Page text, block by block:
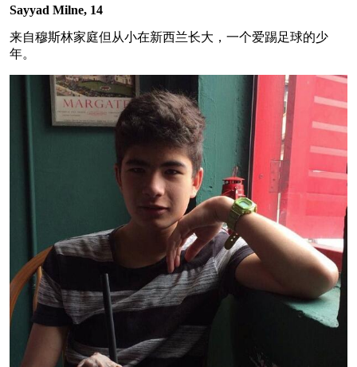
Sayyad Milne, 14
来自穆斯林家庭但从小在新西兰长大，一个爱踢足球的少
年。